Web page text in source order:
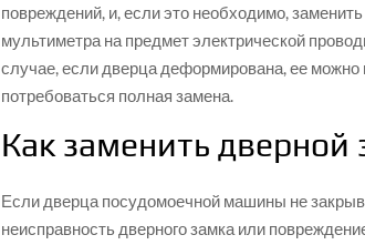
повреждений, и, если это необходимо,
мультиметра на предмет электрической
случае, если дверца деформирована, ее
потребоваться полная замена.
Как заменить дверной
Если дверца посудомоечной машины не
неисправность дверного замка или